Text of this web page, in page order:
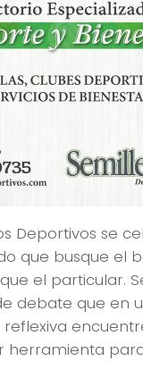
Deportivos se
que busque el
el particular.
debate que en
herramienta